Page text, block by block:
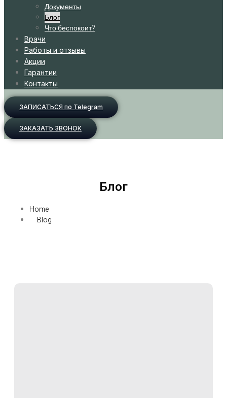
Документы
Блог
Что беспокоит?
Врачи
Работы и отзывы
Акции
Гарантии
Контакты
ЗАПИСАТЬСЯ по Telegram
ЗАКАЗАТЬ ЗВОНОК
Блог
Home
Blog